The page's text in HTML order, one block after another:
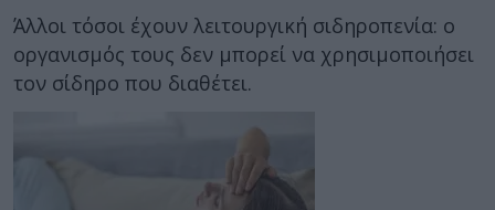
Άλλοι τόσοι έχουν λειτουργική σιδηροπενία: ο
οργανισμός τους δεν μπορεί να χρησιμοποιήσει
τον σίδηρο που διαθέτει.